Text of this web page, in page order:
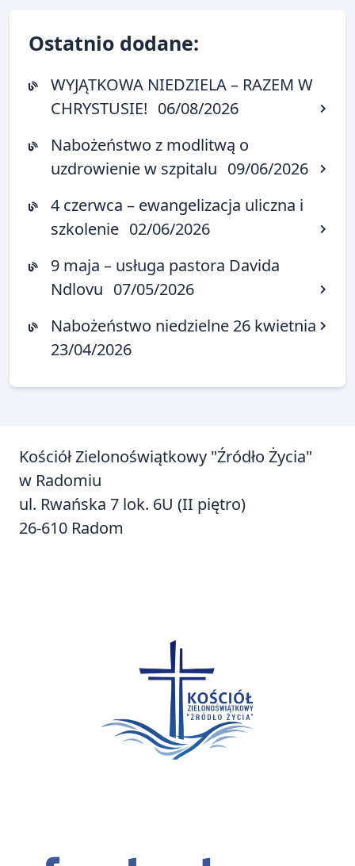
Ostatnio dodane:
WYJĄTKOWA NIEDZIELA – RAZEM W
CHRYSTUSIE! 06/08/2026
Nabożeństwo z modlitwą o
uzdrowienie w szpitalu 09/06/2026
4 czerwca – ewangelizacja uliczna i
szkolenie 02/06/2026
9 maja – usługa pastora Davida
Ndlovu 07/05/2026
Nabożeństwo niedzielne 26 kwietnia
23/04/2026
Kościół Zielonoświątkowy "Źródło Życia"
w Radomiu
ul. Rwańska 7 lok. 6U (II piętro)
26-610 Radom